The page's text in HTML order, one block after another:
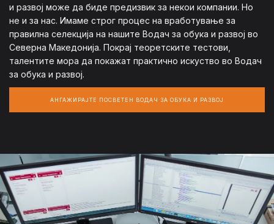
и развој може да биде предизвик за некои компании. Но
не и за нас. Имаме строг процес на вработување за
правилна селекција на нашите Водач за обука и развој во
Северна Македонија. Покрај теоретските тестови,
талентите мора да покажат практично искуство во Водач
за обука и развој.
АНГАЖИРАЈТЕ ПОСВЕТЕН ВОДАЧ ЗА ОБУКА И РАЗВОЈ